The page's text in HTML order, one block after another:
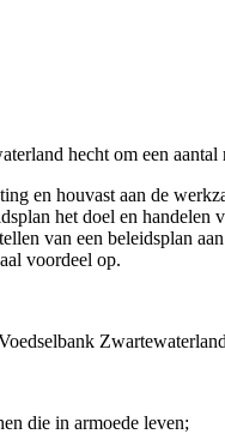
hecht om een
en houvast aan de
het doel en
van een beleidsplan
voordeel op.
die in armoede leven;